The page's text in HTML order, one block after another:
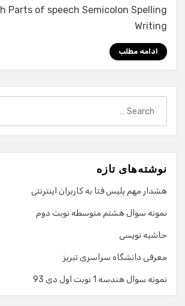
Parts of speech Semicolon Spelling
Writing
ادامه مطلب
نوشته‌های تازه
هشدار مهم پلیس فتا به کاربران اینترنتی
نمونه سوال هشتم متوسطه نوبت دوم
حاشیه نویسی
معرفی دانشگاه سراسری تبریز
نمونه سوال هندسه 1 نوبت اول دی 93
گفت‌وگو با دستیار هوشمند